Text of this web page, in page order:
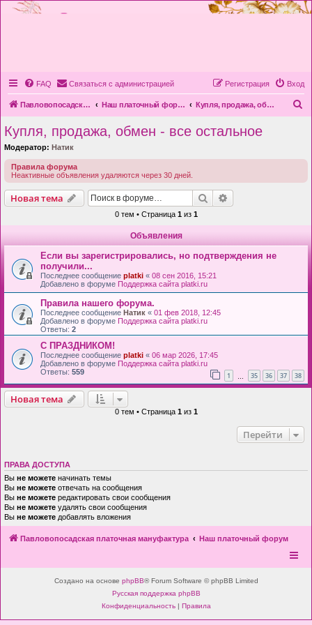
FAQ Связаться с администрацией Вход
Регистрация
Павловопосадская платочная мануфактура Наш платочный форум Купля, продажа, обмен - все остальное
Купля, продажа, обмен - все остальное
Модератор: Натик
Правила форума
Неактивные объявления удаляются через 30 дней.
Новая тема Поиск
0 тем • Страница 1из 1
Объявления
Если вы зарегистрировались, но подтверждения не
получили...
Последнее сообщение platki « 08 сен 2016, 15:21
Добавлено в форуме Поддержка сайта platki.ru
Правила нашего форума.
Последнее сообщение Натик « 01 фев 2018, 12:45
Добавлено в форуме Поддержка сайта platki.ru
Ответы: 2
С ПРАЗДНИКОМ!
Последнее сообщение platki « 06 мар 2026, 17:45
Добавлено в форуме Поддержка сайта platki.ru
Ответы: 559 1 35 36 37 38
Новая тема
0 тем • Страница 1из 1
Перейти
ПРАВА ДОСТУПА
Вы не можете начинать темы
Вы не можете отвечать на сообщения
Вы не можете редактировать свои сообщения
Вы не можете удалять свои сообщения
Вы не можете добавлять вложения
Павловопосадская платочная мануфактура Наш платочный форум
Создано на основе phpBB® Forum Software © phpBB Limited
Русская поддержка phpBB
Конфиденциальность| Правила